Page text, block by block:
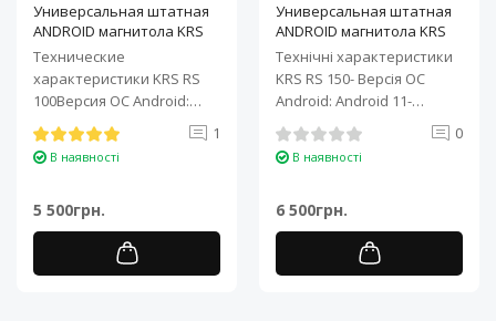
Универсальная штатная
ANDROID магнитола KRS
RS 100 9" 1/32 GB
Технические
характеристики KRS RS
100Версия ОС Android:
Android 11Процессор: 4-
ядерный ARM Cortex-A7..
1
В наявності
5 500грн.
Универсальная штатная
ANDROID магнитола KRS
RS 150 10" 2/32 GB
Технічні характеристики
KRS RS 150- Версія ОС
Android: Android 11-
Процесор: 4-ядерний ARM
Cortex-A7..
0
В наявності
6 500грн.